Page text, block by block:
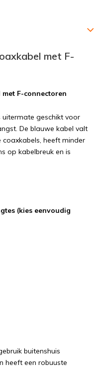
met F-
met F-connectoren
uitermate geschikt voor
De blauwe kabel valt
heeft minder
op kabelbreuk en is
(kies eenvoudig
buitenshuis
heeft een robuuste